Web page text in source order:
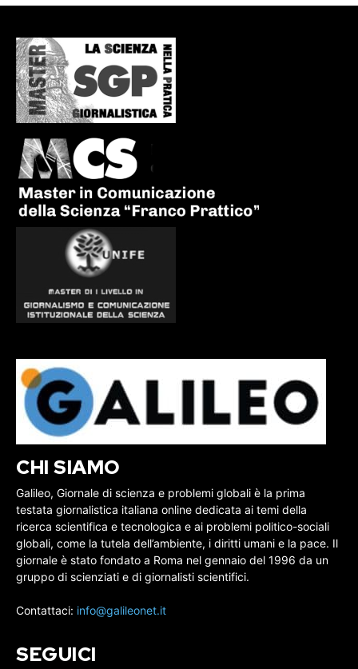
CHI SIAMO
Galileo, Giornale di scienza e problemi globali è la prima
testata giornalistica italiana online dedicata ai temi della
ricerca scientifica e tecnologica e ai problemi politico-sociali
globali, come la tutela dell’ambiente, i diritti umani e la pace. Il
giornale è stato fondato a Roma nel gennaio del 1996 da un
gruppo di scienziati e di giornalisti scientifici.
Contattaci: info@galileonet.it
SEGUICI